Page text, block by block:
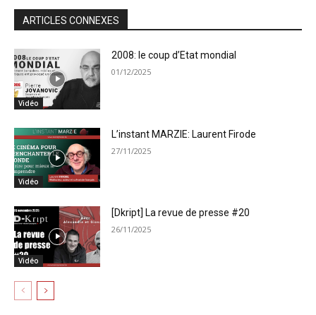
ARTICLES CONNEXES
Vidéo
2008: le coup d’Etat mondial
01/12/2025
Vidéo
L’instant MARZIE: Laurent Firode
27/11/2025
Vidéo
[Dkript] La revue de presse #20
26/11/2025